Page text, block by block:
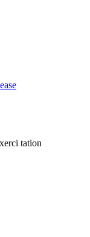
tation